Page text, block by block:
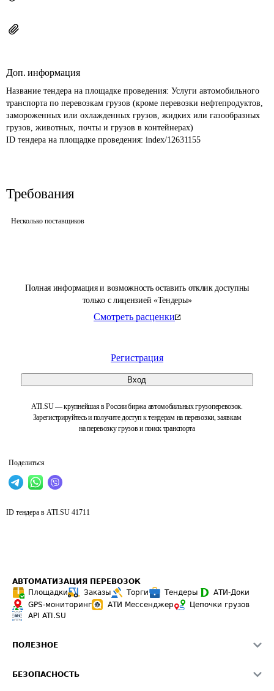
Полная информация и возможность оставить отклик доступны
только с лицензией «Тендеры»
Смотреть расценки
Регистрация
Вход
ATI.SU — крупнейшая в России биржа автомобильных грузоперевозок.
Зарегистрируйтесь и получите доступ к тендерам на перевозки, заявкам
на перевозку грузов и поиск транспорта
Поделиться
Доп. информация
Название тендера на площадке проведения: Услуги автомобильного
транспорта по перевозкам грузов (кроме перевозки нефтепродуктов,
замороженных или охлажденных грузов, жидких или газообразных
грузов, животных, почты и грузов в контейнерах)
ID тендера на площадке проведения: index/12631155
Требования
Несколько поставщиков
ID тендера в ATI.SU 41711
АВТОМАТИЗАЦИЯ ПЕРЕВОЗОК
Площадки
Заказы Торги Тендеры
АТИ-Доки
GPS-мониторинг
АТИ Мессенджер
Цепочки грузов
API ATI.SU
ПОЛЕЗНОЕ
БЕЗОПАСНОСТЬ